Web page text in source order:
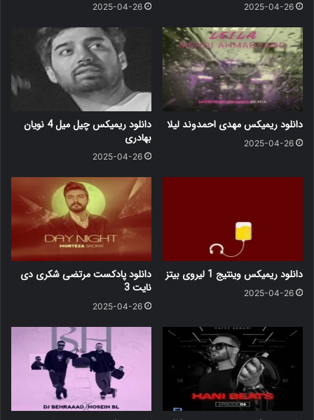
2025-04-26
2025-04-26
دانلود ریمیکس مهدی احمدوند لیلا
2025-04-26
دانلود ریمیکس چیل میل 4 نویان
بهادری
2025-04-26
دانلود ریمیکس وینتیج 1 لیروی بیتز
2025-04-26
دانلود پادکست مرتضی شکری دی
نایت 3
2025-04-26